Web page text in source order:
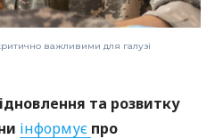
важливими для галузі
та розвитку
інформує про